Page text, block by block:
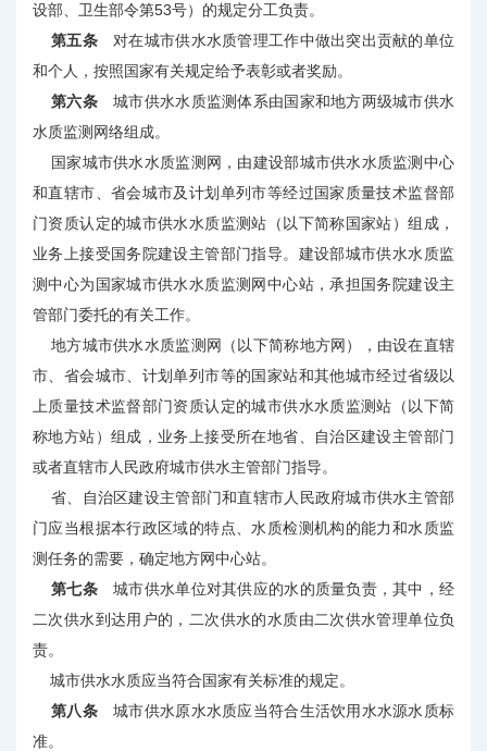
设部、卫生部令第53号）的规定分工负责。
第五条对在城市供水水质管理工作中做出突出贡献的单位
和个人，按照国家有关规定给予表彰或者奖励。
第六条城市供水水质监测体系由国家和地方两级城市供水
水质监测网络组成。
国家城市供水水质监测网，由建设部城市供水水质监测中心
和直辖市、省会城市及计划单列市等经过国家质量技术监督部
门资质认定的城市供水水质监测站（以下简称国家站）组成，
业务上接受国务院建设主管部门指导。建设部城市供水水质监
测中心为国家城市供水水质监测网中心站，承担国务院建设主
管部门委托的有关工作。
地方城市供水水质监测网（以下简称地方网），由设在直辖
市、省会城市、计划单列市等的国家站和其他城市经过省级以
上质量技术监督部门资质认定的城市供水水质监测站（以下简
称地方站）组成，业务上接受所在地省、自治区建设主管部门
或者直辖市人民政府城市供水主管部门指导。
省、自治区建设主管部门和直辖市人民政府城市供水主管部
门应当根据本行政区域的特点、水质检测机构的能力和水质监
测任务的需要，确定地方网中心站。
第七条城市供水单位对其供应的水的质量负责，其中，经
二次供水到达用户的，二次供水的水质由二次供水管理单位负
责。
城市供水水质应当符合国家有关标准的规定。
第八条城市供水原水水质应当符合生活饮用水水源水质标
准。